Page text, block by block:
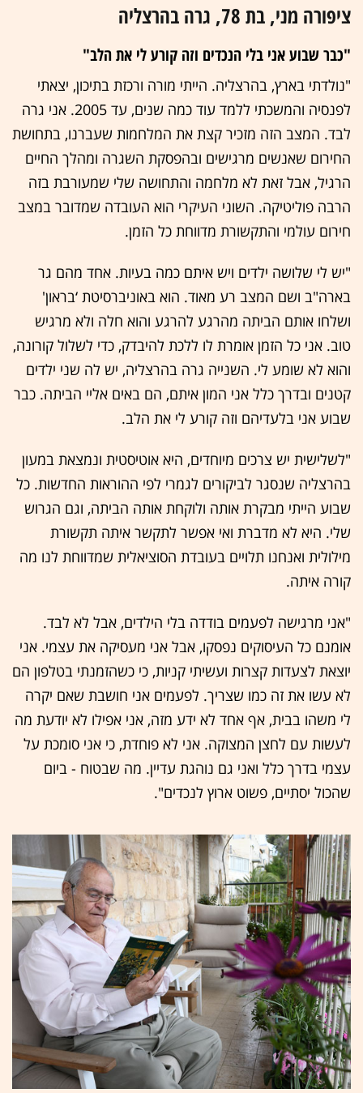
ציפורה מני, בת 78, גרה בהרצליה
"כבר שבוע אני בלי הנכדים וזה קורע לי את הלב"
"נולדתי בארץ, בהרצליה. הייתי מורה ורכזת בתיכון, יצאתי
לפנסיה והמשכתי ללמד עוד כמה שנים, עד 2005. אני גרה
לבד. המצב הזה מזכיר קצת את המלחמות שעברנו, בתחושת
החירום שאנשים מרגישים ובהפסקת השגרה ומהלך החיים
הרגיל, אבל זאת לא מלחמה והתחושה שלי שמעורבת בזה
הרבה פוליטיקה. השוני העיקרי הוא העובדה שמדובר במצב
חירום עולמי והתקשורת מדווחת כל הזמן.
"יש לי שלושה ילדים ויש איתם כמה בעיות. אחד מהם גר
בארה"ב ושם המצב רע מאוד. הוא באוניברסיטת ‘בראון'
ושלחו אותם הביתה מהרגע להרגע והוא חלה ולא מרגיש
טוב. אני כל הזמן אומרת לו ללכת להיבדק, כדי לשלול קורונה,
והוא לא שומע לי. השנייה גרה בהרצליה, יש לה שני ילדים
קטנים ובדרך כלל אני המון איתם, הם באים אליי הביתה. כבר
שבוע אני בלעדיהם וזה קורע לי את הלב.
"לשלישית יש צרכים מיוחדים, היא אוטיסטית ונמצאת במעון
בהרצליה שנסגר לביקורים לגמרי לפי ההוראות החדשות. כל
שבוע הייתי מבקרת אותה ולוקחת אותה הביתה, וגם הגרוש
שלי. היא לא מדברת ואי אפשר לתקשר איתה תקשורת
מילולית ואנחנו תלויים בעובדת הסוציאלית שמדווחת לנו מה
קורה איתה.
"אני מרגישה לפעמים בודדה בלי הילדים, אבל לא לבד.
אומנם כל העיסוקים נפסקו, אבל אני מעסיקה את עצמי. אני
יוצאת לצעדות קצרות ועשיתי קניות, כי כשהזמנתי בטלפון הם
לא עשו את זה כמו שצריך. לפעמים אני חושבת שאם יקרה
לי משהו בבית, אף אחד לא ידע מזה, אני אפילו לא יודעת מה
לעשות עם לחצן המצוקה. אני לא פוחדת, כי אני סומכת על
עצמי בדרך כלל ואני גם נוהגת עדיין. מה שבטוח - ביום
שהכול יסתיים, פשוט ארוץ לנכדים".